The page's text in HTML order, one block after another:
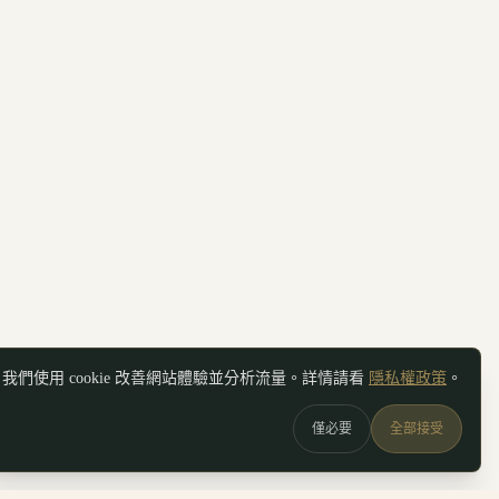
我們使用 cookie 改善網站體驗並分析流量。詳情請看 隱私權政策 。
僅必要 全部接受